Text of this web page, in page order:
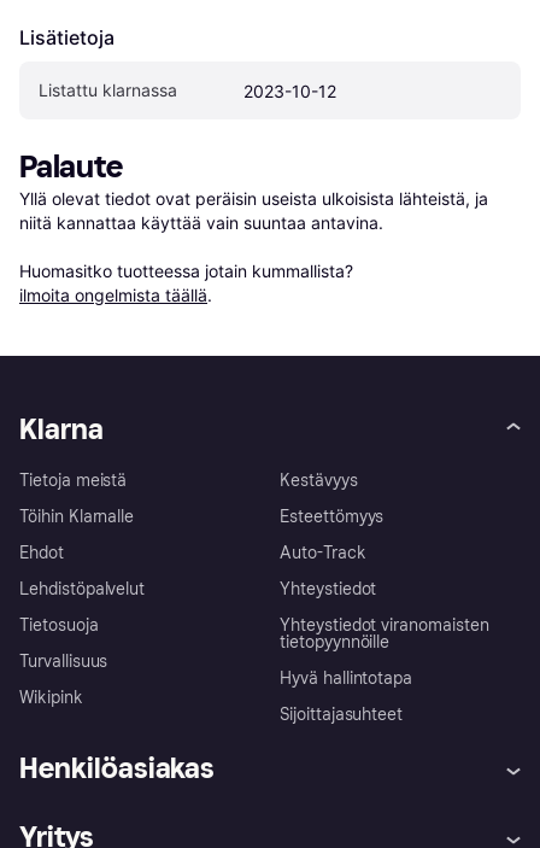
Lisätietoja
Listattu klarnassa 2023-10-12
Palaute
Yllä olevat tiedot ovat peräisin useista ulkoisista lähteistä, ja
niitä kannattaa käyttää vain suuntaa antavina.
Huomasitko tuotteessa jotain kummallista?
ilmoita ongelmista täällä.
Klarna
Tietoja meistä
Töihin Klarnalle
Ehdot
Lehdistöpalvelut
Tietosuoja
Turvallisuus
Wikipink
Kestävyys
Esteettömyys
Auto-Track
Yhteystiedot
Yhteystiedot viranomaisten
tietopyynnöille
Hyvä hallintotapa
Sijoittajasuhteet
Henkilöasiakas
Ohje
Yritys